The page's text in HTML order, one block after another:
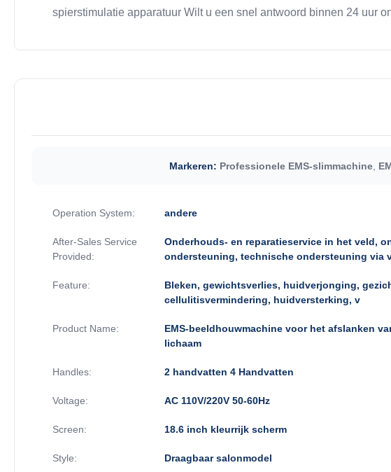
spierstimulatie apparatuur Wilt u een snel antwoord binnen 24 uur
Markeren: Professionele EMS-slimmachine
Operation System: andere
After-Sales Service
Provided:
Onderhouds- en reparatieservice in het veld,
ondersteuning, technische ondersteuning via
Feature:
Bleken, gewichtsverlies, huidverjonging,
cellulitisvermindering, huidversterking, v
Product Name:
EMS-beeldhouwmachine voor het afslanken
lichaam
Handles: 2 handvatten 4 Handvatten
Voltage: AC 110V/220V 50-60Hz
Screen: 18.6 inch kleurrijk scherm
Style: Draagbaar salonmodel